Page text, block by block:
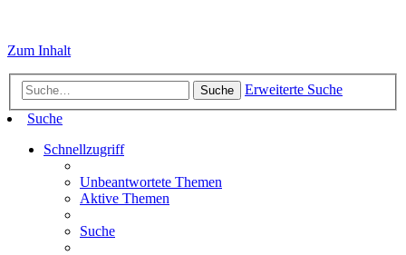
Zum Inhalt
Suche
Erweiterte Suche
Suche
Schnellzugriff
Unbeantwortete Themen
Aktive Themen
Suche